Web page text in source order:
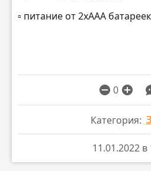
▫️ питание от 2хААА батареек
0
Категория:
11.01.2022 в